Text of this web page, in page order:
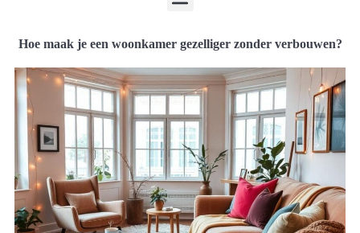
Hoe maak je een woonkamer gezelliger zonder verbouwen?